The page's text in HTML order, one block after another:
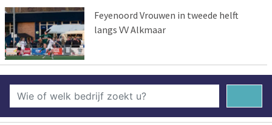
Feyenoord Vrouwen in tweede helft
langs VV Alkmaar